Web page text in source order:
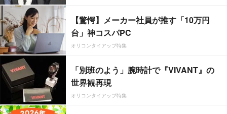
【驚愕】メーカー社員が推す「10万円
台」神コスパPC
オリコンタイアップ特集
「別班のよう」腕時計で『VIVANT』の
世界観再現
オリコンタイアップ特集